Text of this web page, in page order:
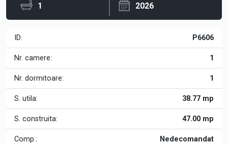
1 2026
ID: P6606
Nr. camere: 1
Nr. dormitoare: 1
S. utila: 38.77 mp
S. construita: 47.00 mp
Comp.: Nedecomandat